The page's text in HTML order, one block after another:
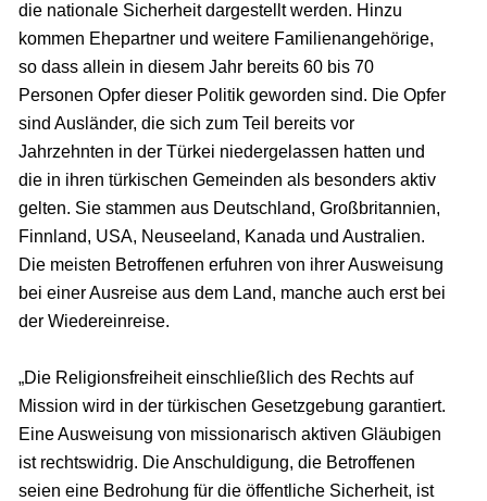
die nationale Sicherheit dargestellt werden. Hinzu
kommen Ehepartner und weitere Familienangehörige,
so dass allein in diesem Jahr bereits 60 bis 70
Personen Opfer dieser Politik geworden sind. Die Opfer
sind Ausländer, die sich zum Teil bereits vor
Jahrzehnten in der Türkei niedergelassen hatten und
die in ihren türkischen Gemeinden als besonders aktiv
gelten. Sie stammen aus Deutschland, Großbritannien,
Finnland, USA, Neuseeland, Kanada und Australien.
Die meisten Betroffenen erfuhren von ihrer Ausweisung
bei einer Ausreise aus dem Land, manche auch erst bei
der Wiedereinreise.
„Die Religionsfreiheit einschließlich des Rechts auf
Mission wird in der türkischen Gesetzgebung garantiert.
Eine Ausweisung von missionarisch aktiven Gläubigen
ist rechtswidrig. Die Anschuldigung, die Betroffenen
seien eine Bedrohung für die öffentliche Sicherheit, ist